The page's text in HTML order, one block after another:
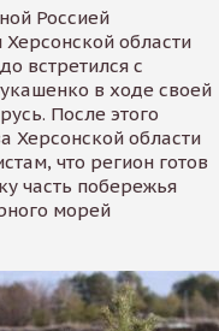
Россией
области
встретился с
в ходе своей
После этого
Херсонской области
что регион готов
часть побережья
морей